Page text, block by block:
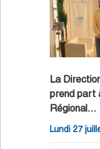
La
prend part
Régional…
Lundi 27